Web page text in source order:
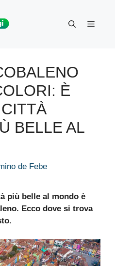
Menu
È
BELLE AL
de Febe
più belle al mondo è
Ecco dove si trova